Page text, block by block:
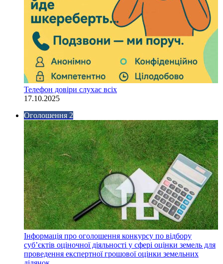
Телефон довіри слухає всіх
17.10.2025
Оголошення 2
Інформація про оголошення конкурсу по відбору
суб’єктів оціночної діяльності у сфері оцінки земель для
проведення експертної грошової оцінки земельних